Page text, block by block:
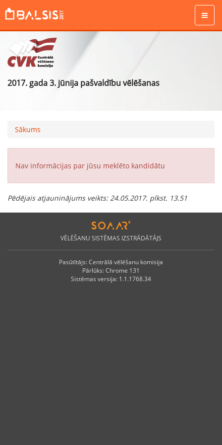
2017. gada 3. jūnija pašvaldību vēlēšanas
Sākums
Nav informācijas par jūsu meklēto kandidātu
Pēdējais atjauninājums veikts:24.05.2017. plkst. 13.51
VĒLĒŠANU SISTĒMAS IZSTRĀDĀTĀJS
Pasūtītājs: Centrālā vēlēšanu komisija
Pārlūks:Chrome 131
Sistēmas versija: 1.1.1768.34